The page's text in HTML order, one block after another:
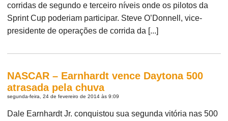
corridas de segundo e terceiro níveis onde os pilotos da
Sprint Cup poderiam participar. Steve O’Donnell, vice-
presidente de operações de corrida da [...]
NASCAR – Earnhardt vence Daytona 500
atrasada pela chuva
segunda-feira, 24 de fevereiro de 2014 às 9:09
Dale Earnhardt Jr. conquistou sua segunda vitória nas 500